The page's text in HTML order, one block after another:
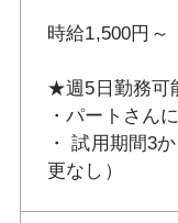
時給1,500円～
★週5日勤務可
・パートさん
・ 試用期間3
更なし）